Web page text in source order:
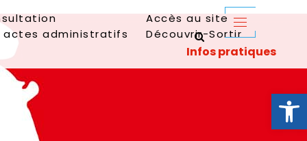
Ouvrir
actes administratifs
Accès au site
Découvrir-Sortir